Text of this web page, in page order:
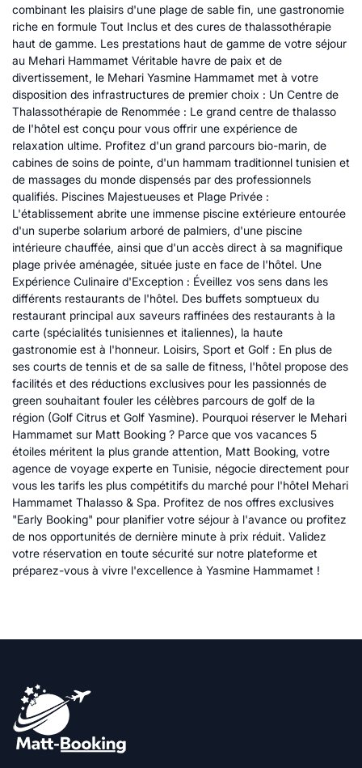
combinant les plaisirs d'une plage de sable fin, une gastronomie
riche en formule Tout Inclus et des cures de thalassothérapie
haut de gamme. Les prestations haut de gamme de votre séjour
au Mehari Hammamet Véritable havre de paix et de
divertissement, le Mehari Yasmine Hammamet met à votre
disposition des infrastructures de premier choix : Un Centre de
Thalassothérapie de Renommée : Le grand centre de thalasso
de l'hôtel est conçu pour vous offrir une expérience de
relaxation ultime. Profitez d'un grand parcours bio-marin, de
cabines de soins de pointe, d'un hammam traditionnel tunisien et
de massages du monde dispensés par des professionnels
qualifiés. Piscines Majestueuses et Plage Privée :
L'établissement abrite une immense piscine extérieure entourée
d'un superbe solarium arboré de palmiers, d'une piscine
intérieure chauffée, ainsi que d'un accès direct à sa magnifique
plage privée aménagée, située juste en face de l'hôtel. Une
Expérience Culinaire d'Exception : Éveillez vos sens dans les
différents restaurants de l'hôtel. Des buffets somptueux du
restaurant principal aux saveurs raffinées des restaurants à la
carte (spécialités tunisiennes et italiennes), la haute
gastronomie est à l'honneur. Loisirs, Sport et Golf : En plus de
ses courts de tennis et de sa salle de fitness, l'hôtel propose des
facilités et des réductions exclusives pour les passionnés de
green souhaitant fouler les célèbres parcours de golf de la
région (Golf Citrus et Golf Yasmine). Pourquoi réserver le Mehari
Hammamet sur Matt Booking ? Parce que vos vacances 5
étoiles méritent la plus grande attention, Matt Booking, votre
agence de voyage experte en Tunisie, négocie directement pour
vous les tarifs les plus compétitifs du marché pour l'hôtel Mehari
Hammamet Thalasso & Spa. Profitez de nos offres exclusives
"Early Booking" pour planifier votre séjour à l'avance ou profitez
de nos opportunités de dernière minute à prix réduit. Validez
votre réservation en toute sécurité sur notre plateforme et
préparez-vous à vivre l'excellence à Yasmine Hammamet !